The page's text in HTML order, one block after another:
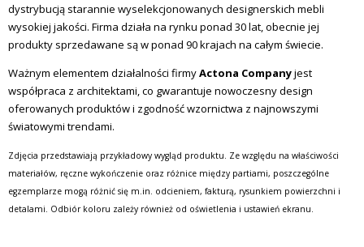
dystrybucją starannie wyselekcjonowanych designerskich mebli
wysokiej jakości. Firma działa na rynku ponad 30 lat, obecnie jej
produkty sprzedawane są w ponad 90 krajach na całym świecie.
Ważnym elementem działalności firmyActona Companyjest
współpraca z architektami, co gwarantuje nowoczesny design
oferowanych produktów i zgodność wzornictwa z najnowszymi
światowymi trendami.
Zdjęcia przedstawiają przykładowy wygląd produktu. Ze względu na właściwości
materiałów, ręczne wykończenie oraz różnice między partiami, poszczególne
egzemplarze mogą różnić się m.in. odcieniem, fakturą, rysunkiem powierzchni i
detalami. Odbiór koloru zależy również od oświetlenia i ustawień ekranu.